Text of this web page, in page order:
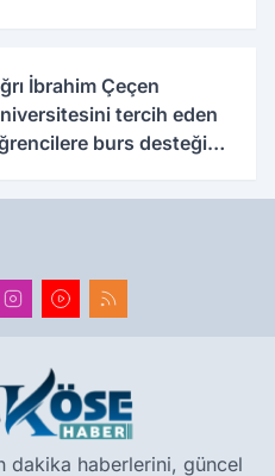
İbrahim Çeçen
tercih eden
burs desteği
dakika haberlerini, güncel